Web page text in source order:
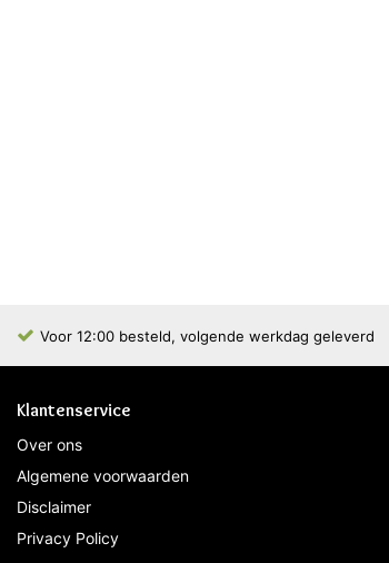
Voor 12:00 besteld, volgende werkdag geleverd
Klantenservice
Over ons
Algemene voorwaarden
Disclaimer
Privacy Policy